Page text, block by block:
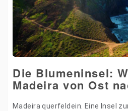
Die Blumeninsel:
Madeira von Ost
Madeira querfeldein. Eine Insel